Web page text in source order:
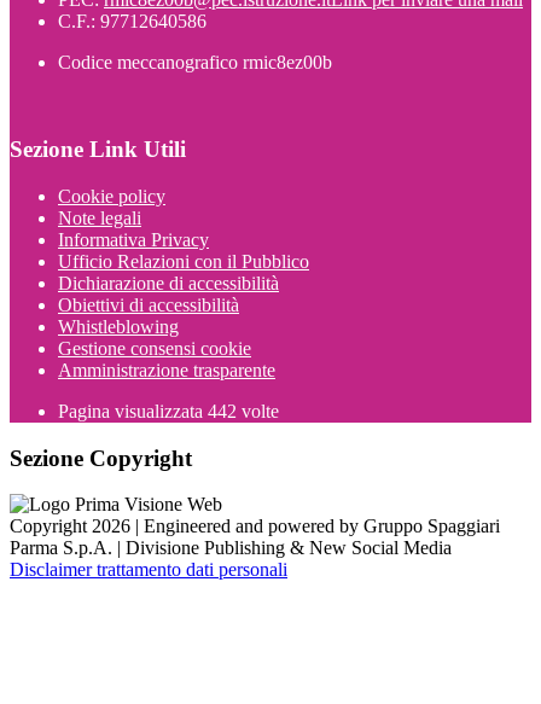
C.F.: 97712640586
Codice meccanografico rmic8ez00b
Sezione Link Utili
Cookie policy
Note legali
Informativa Privacy
Ufficio Relazioni con il Pubblico
Dichiarazione di accessibilità
Obiettivi di accessibilità
Whistleblowing
Gestione consensi cookie
Amministrazione trasparente
Pagina visualizzata 442 volte
Sezione Copyright
Copyright 2026 | Engineered and powered by Gruppo Spaggiari
Parma S.p.A. | Divisione Publishing & New Social Media
Disclaimer trattamento dati personali